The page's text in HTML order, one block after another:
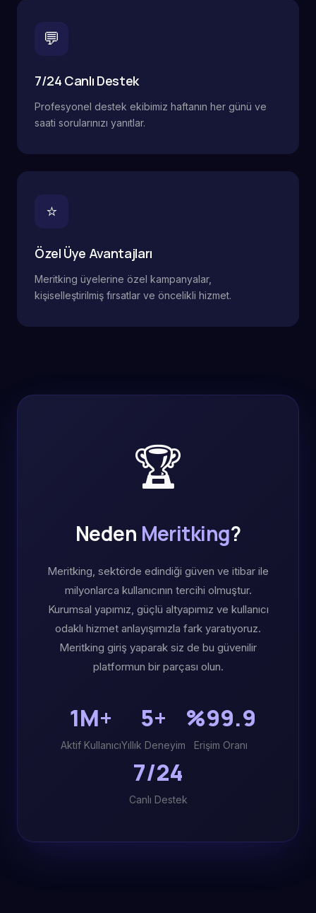
💬
7/24 Canlı Destek
Profesyonel destek ekibimiz haftanın her günü ve
saati sorularınızı yanıtlar.
⭐
Özel Üye Avantajları
Meritking üyelerine özel kampanyalar,
kişiselleştirilmiş fırsatlar ve öncelikli hizmet.
🏆
Neden Meritking?
Meritking, sektörde edindiği güven ve itibar ile
milyonlarca kullanıcının tercihi olmuştur.
Kurumsal yapımız, güçlü altyapımız ve kullanıcı
odaklı hizmet anlayışımızla fark yaratıyoruz.
Meritking giriş yaparak siz de bu güvenilir
platformun bir parçası olun.
1M+
Aktif Kullanıcı
5+
Yıllık Deneyim
%99.9
Erişim Oranı
7/24
Canlı Destek